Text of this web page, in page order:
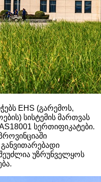
EHS (გარემოს,
სისტემის მართვას
სერთიფიკატები.
უზრუნველყოს